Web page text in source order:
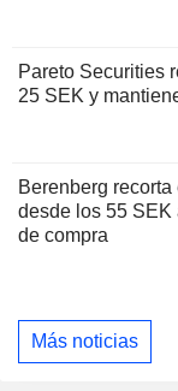
Pareto Securities
25 SEK y
Berenberg
desde los 55 SEK
de compra
Más noticias